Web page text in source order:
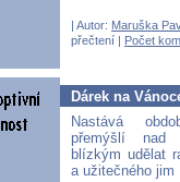
| Autor: Maruška
přečtení | Počet
Dárek na
Nastává
přemýšlí
blízkým udělat
a užitečného jim